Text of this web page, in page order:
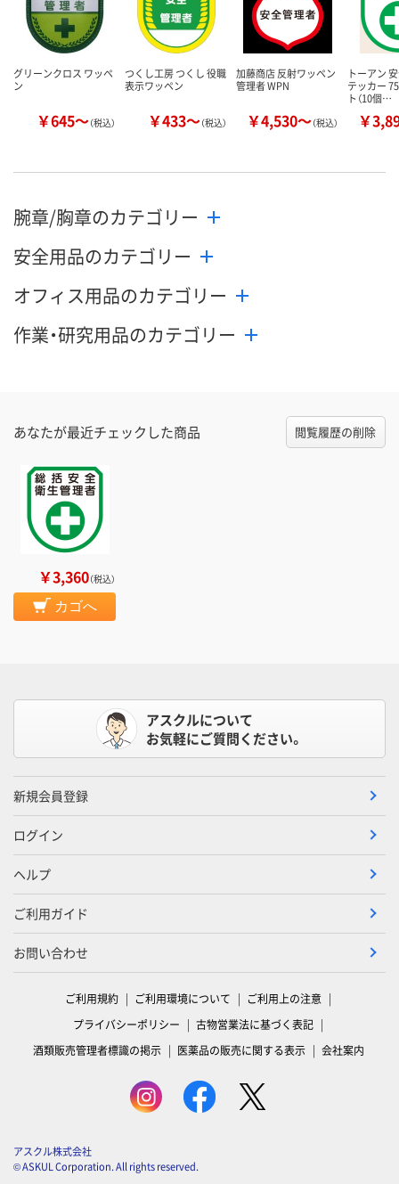
グリーンクロス ワッペ
ン
￥645～（税込）
つくし工房 つくし 役職
表示ワッペン
￥433～（税込）
加藤商店 反射ワッペン
管理者 WPN
￥4,530～（税込）
トーアン
テッカー
ト（10個…
￥
腕章/胸章のカテゴリー
安全用品のカテゴリー
オフィス用品のカテゴリー
作業・研究用品のカテゴリー
あなたが最近チェックした商品 閲覧履歴の削除
￥3,360（税込）
カゴへ
アスクルについて
お気軽にご質問ください。
新規会員登録
ログイン
ヘルプ
ご利用ガイド
お問い合わせ
ご利用規約 ご利用環境について
ご利用上の注意
プライバシーポリシー
古物営業法に基づく表記
酒類販売管理者標識の掲示
医薬品の販売に関する表示 会社案内
アスクル株式会社
© ASKUL Corporation. All rights reserved.